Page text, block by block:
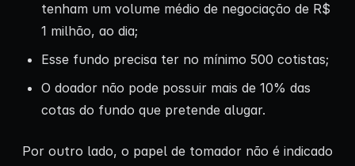
tenham um volume médio de negociação de R$
1 milhão, ao dia;
Esse fundo precisa ter no mínimo 500 cotistas;
O doador não pode possuir mais de 10% das
cotas do fundo que pretende alugar.
Por outro lado, o papel de tomador não é indicado